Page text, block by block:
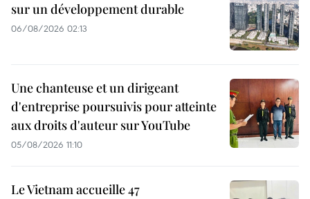
sur un développement durable
06/08/2026 02:13
Une chanteuse et un dirigeant
d'entreprise poursuivis pour atteinte
aux droits d'auteur sur YouTube
05/08/2026 11:10
Le Vietnam accueille 47